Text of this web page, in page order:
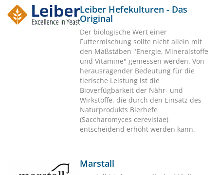
Leiber Hefekulturen - Das
Original
Der biologische Wert einer
Futtermischung sollte nicht allein mit
den Maßstäben "Energie, Mineralstoffe
und Vitamine" gemessen werden. Von
herausragender Bedeutung für die
tierische Leistung ist die
Bioverfügbarkeit der Nähr- und
Wirkstoffe, die durch den Einsatz des
Naturprodukts Bierhefe
(Saccharomyces cerevisiae)
entscheidend erhöht werden kann.
Marstall